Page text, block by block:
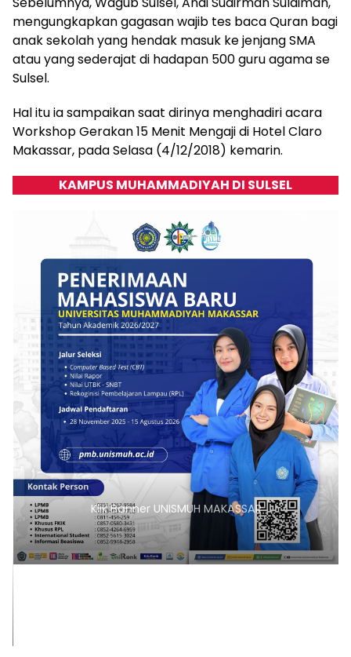
mengungkapkan gagasan wajib tes baca Quran bagi
anak sekolah yang hendak masuk ke jenjang SMA
atau yang sederajat di hadapan 500 guru agama se
Sulsel.
Hal itu ia sampaikan saat dirinya menghadiri acara
Workshop Gerakan 15 Menit Mengaji di Hotel Claro
Makassar, pada Selasa (4/12/2018) kemarin.
KAMPUS MUHAMMADIYAH DI SULSEL
Klik Banner UNISMUH MAKASSAR